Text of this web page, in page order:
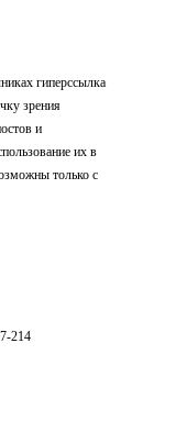
гиперссылка
зрения
и
их в
только с
214